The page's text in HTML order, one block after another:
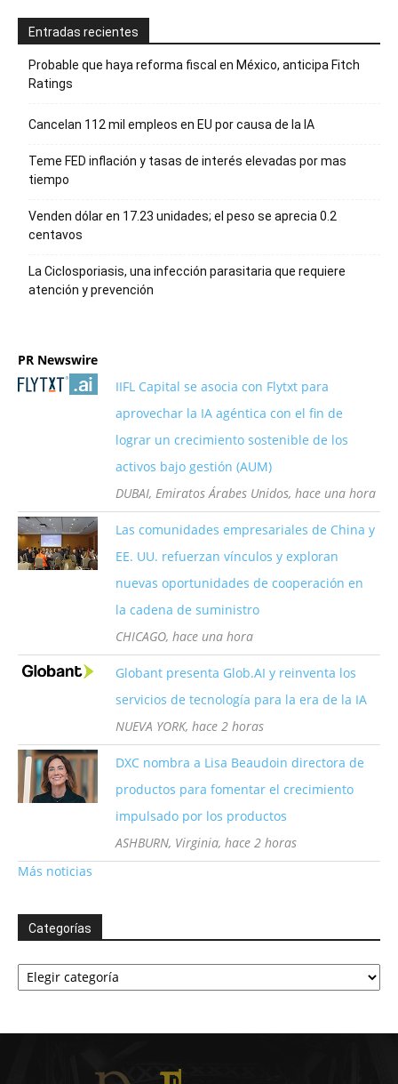
Entradas recientes
Probable que haya reforma fiscal en México, anticipa Fitch
Ratings
Cancelan 112 mil empleos en EU por causa de la IA
Teme FED inflación y tasas de interés elevadas por mas
tiempo
Venden dólar en 17.23 unidades; el peso se aprecia 0.2
centavos
La Ciclosporiasis, una infección parasitaria que requiere
atención y prevención
PR Newswire
IIFL Capital se asocia con Flytxt para
aprovechar la IA agéntica con el fin de
lograr un crecimiento sostenible de los
activos bajo gestión (AUM)
DUBAI, Emiratos Árabes Unidos, hace una hora
Las comunidades empresariales de China y
EE. UU. refuerzan vínculos y exploran
nuevas oportunidades de cooperación en
la cadena de suministro
CHICAGO, hace una hora
Globant presenta Glob.AI y reinventa los
servicios de tecnología para la era de la IA
NUEVA YORK, hace 2 horas
DXC nombra a Lisa Beaudoin directora de
productos para fomentar el crecimiento
impulsado por los productos
ASHBURN, Virginia, hace 2 horas
Más noticias
Categorías
Categorías